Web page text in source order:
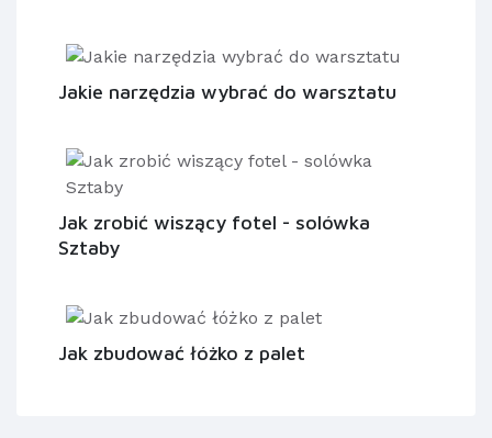
Jakie narzędzia wybrać do warsztatu
Jak zrobić wiszący fotel - solówka
Sztaby
Jak zbudować łóżko z palet